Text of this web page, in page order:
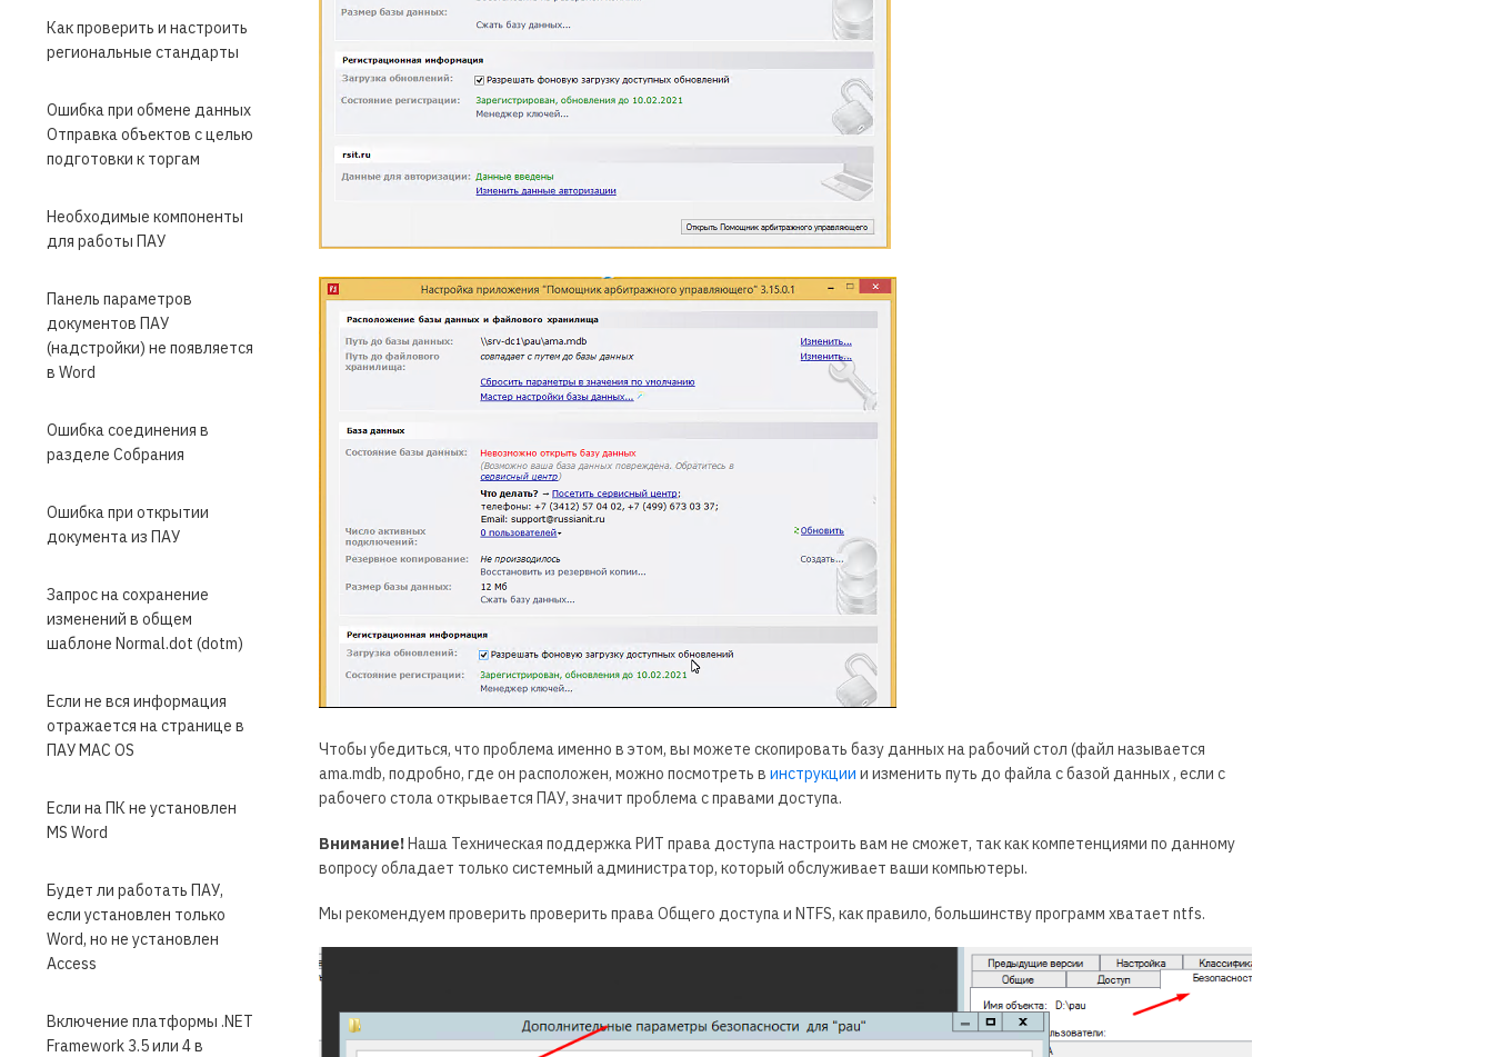
Как проверить и настроить
региональные стандарты
Ошибка при обмене данных
Отправка объектов с целью
подготовки к торгам
Необходимые компоненты
для работы ПАУ
Панель параметров
документов ПАУ
(надстройки) не появляется
в Word
Ошибка соединения в
разделе Собрания
Ошибка при открытии
документа из ПАУ
Запрос на сохранение
изменений в общем
шаблоне Normal.dot (dotm)
Если не вся информация
отражается на странице в
ПАУ MAC OS
Если на ПК не установлен
MS Word
Будет ли работать ПАУ,
если установлен только
Word, но не установлен
Access
Включение платформы .NET
Framework 3.5 или 4 в
Чтобы убедиться, что проблема именно в этом, вы можете скопировать базу данных на рабочий стол (файл называется
ama.mdb, подробно, где он расположен, можно посмотреть в инструкции и изменить путь до файла с базой данных , если с
рабочего стола открывается ПАУ, значит проблема с правами доступа.
Внимание!Наша Техническая поддержка РИТ права доступа настроить вам не сможет, так как компетенциями по данному
вопросу обладает только системный администратор, который обслуживает ваши компьютеры.
Мы рекомендуем проверить проверить права Общего доступа и NTFS, как правило, большинству программ хватает ntfs.